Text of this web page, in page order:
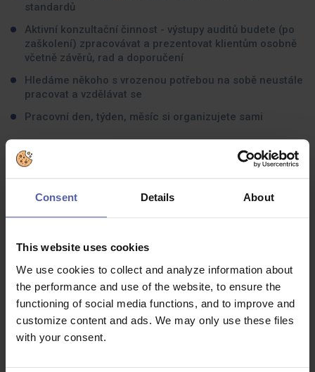
Consent Details About
This website uses cookies
We use cookies to collect and analyze information about
the performance and use of the website, to ensure the
functioning of social media functions, and to improve and
customize content and ads. We may only use these files
with your consent.
standardů
Aktivní konzultační činnost - výstupy auditů budete (po
zaškolení) zpracovávat a prezentovat klientům osobně
včetně závěrů, rad a doporučení
Hledáme někoho s vrozenou potřebou na sobě neustále
pracovat a vzdělávat se
Pracovní den, týden, měsíc si organizujete sami
Jaké zkušenosti byste měli mít:
který chce profesně, platově a kariérně růstOchota
cestovat v rámci Čech
AJ výhodou